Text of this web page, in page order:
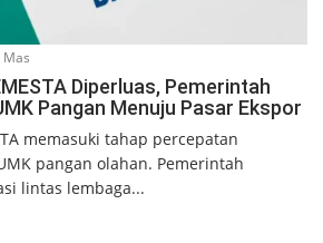
Diperluas, Pemerintah
Pangan Menuju Pasar Ekspor
memasuki tahap percepatan
pangan olahan. Pemerintah
lintas lembaga...